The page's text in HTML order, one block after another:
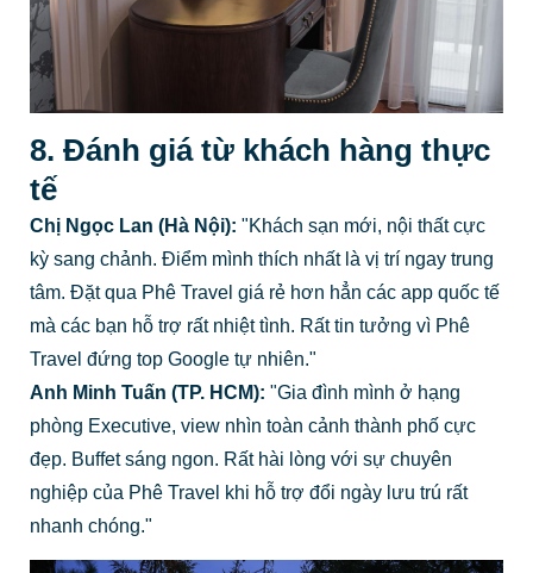
8. Đánh giá từ khách hàng thực
tế
Chị Ngọc Lan (Hà Nội): "Khách sạn mới, nội thất cực
kỳ sang chảnh. Điểm mình thích nhất là vị trí ngay trung
tâm. Đặt qua Phê Travel giá rẻ hơn hẳn các app quốc tế
mà các bạn hỗ trợ rất nhiệt tình. Rất tin tưởng vì Phê
Travel đứng top Google tự nhiên."
Anh Minh Tuấn (TP. HCM): "Gia đình mình ở hạng
phòng Executive, view nhìn toàn cảnh thành phố cực
đẹp. Buffet sáng ngon. Rất hài lòng với sự chuyên
nghiệp của Phê Travel khi hỗ trợ đổi ngày lưu trú rất
nhanh chóng."